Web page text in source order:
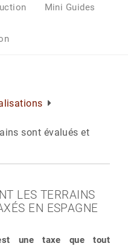
Mini Guides
sont évalués et
LES TERRAINS
EN ESPAGNE
une taxe que tout